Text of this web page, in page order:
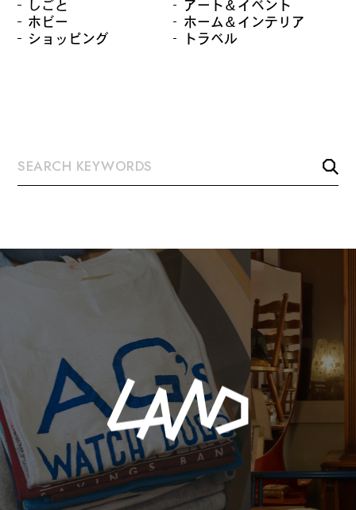
しごと
アート＆イベント
ホビー
ホーム＆インテリア
ショッピング
トラベル